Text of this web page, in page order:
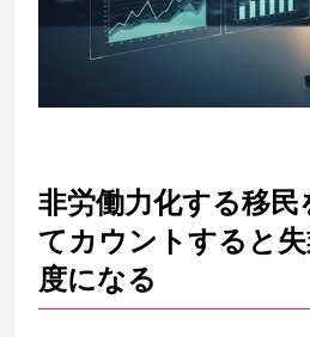
非労働力化する移民
てカウントすると
度になる